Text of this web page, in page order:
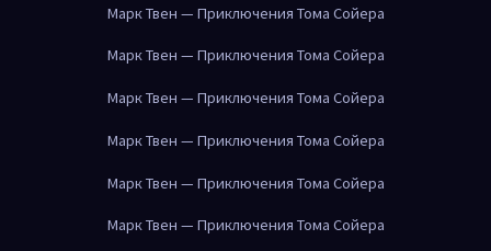
Марк Твен — Приключения Тома Сойера
Марк Твен — Приключения Тома Сойера
Марк Твен — Приключения Тома Сойера
Марк Твен — Приключения Тома Сойера
Марк Твен — Приключения Тома Сойера
Марк Твен — Приключения Тома Сойера